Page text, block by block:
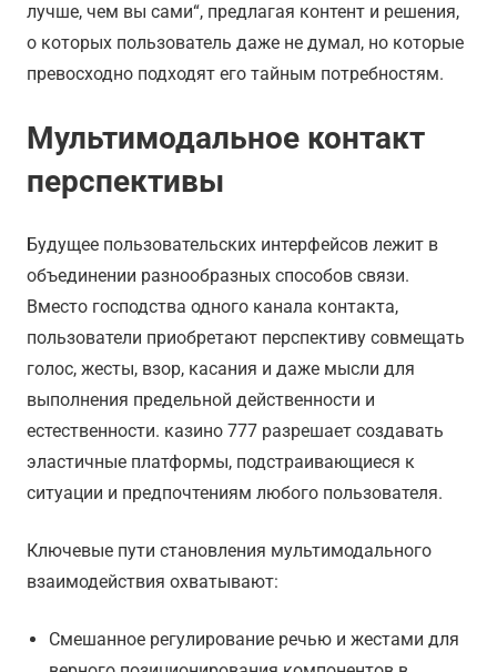
лучше, чем вы сами“, предлагая контент и решения,
о которых пользователь даже не думал, но которые
превосходно подходят его тайным потребностям.
Мультимодальное контакт
перспективы
Будущее пользовательских интерфейсов лежит в
объединении разнообразных способов связи.
Вместо господства одного канала контакта,
пользователи приобретают перспективу совмещать
голос, жесты, взор, касания и даже мысли для
выполнения предельной действенности и
естественности. казино 777 разрешает создавать
эластичные платформы, подстраивающиеся к
ситуации и предпочтениям любого пользователя.
Ключевые пути становления мультимодального
взаимодействия охватывают:
Смешанное регулирование речью и жестами для